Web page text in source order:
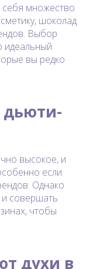
множество
шоколад
Выбор
идеальный
вы редко
высокое, и
если
Однако
совершать
чтобы
духи в